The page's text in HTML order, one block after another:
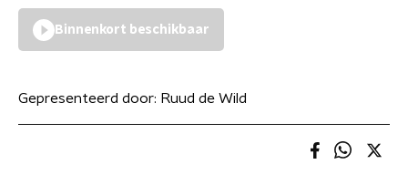
Binnenkort beschikbaar
Gepresenteerd door: Ruud de Wild